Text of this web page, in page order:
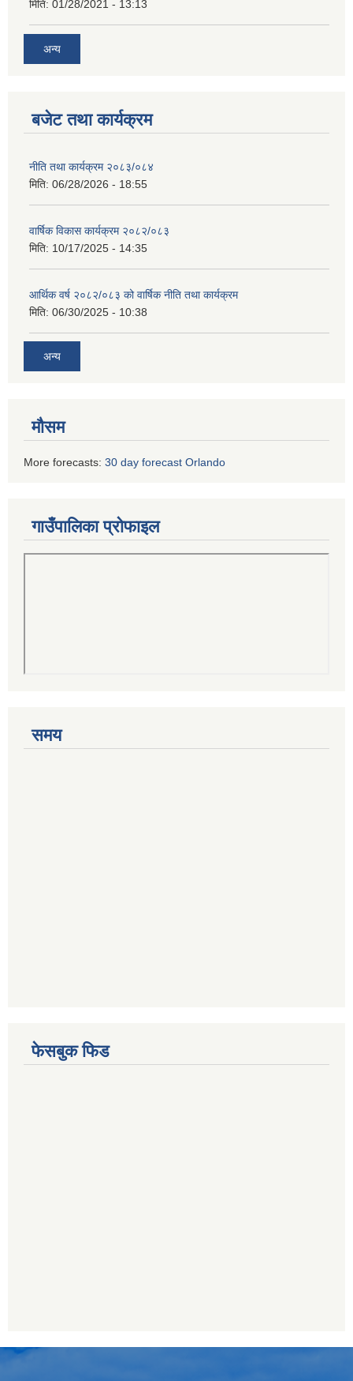
मिति: 01/28/2021 - 13:13
अन्य
बजेट तथा कार्यक्रम
नीति तथा कार्यक्रम २०८३/०८४
मिति: 06/28/2026 - 18:55
वार्षिक विकास कार्यक्रम २०८२/०८३
मिति: 10/17/2025 - 14:35
आर्थिक वर्ष २०८२/०८३ को वार्षिक नीति तथा कार्यक्रम
मिति: 06/30/2025 - 10:38
अन्य
मौसम
More forecasts: 30 day forecast Orlando
गाउँपालिका प्रोफाइल
समय
फेसबुक फिड